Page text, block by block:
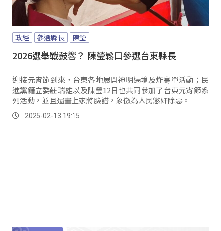
政經 參選縣長 陳瑩
2026選舉戰鼓響？ 陳瑩鬆口參選台東縣長
迎接元宵節到來，台東各地展開神明遶境及炸寒單活動；民
進黨籍立委莊瑞雄以及陳瑩12日也共同參加了台東元宵節系
列活動，並且還畫上家將臉譜，象徵為人民懲奸除惡。
2025-02-13 19:15